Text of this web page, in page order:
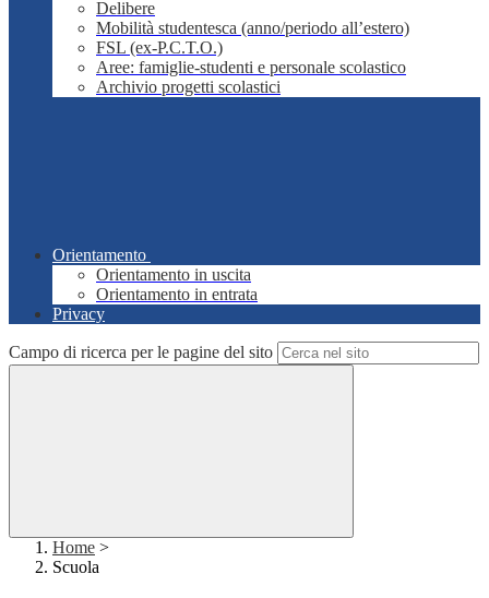
Delibere
Mobilità studentesca (anno/periodo all’estero)
FSL (ex-P.C.T.O.)
Aree: famiglie-studenti e personale scolastico
Archivio progetti scolastici
Orientamento
Orientamento in uscita
Orientamento in entrata
Privacy
Campo di ricerca per le pagine del sito
Home >
Scuola